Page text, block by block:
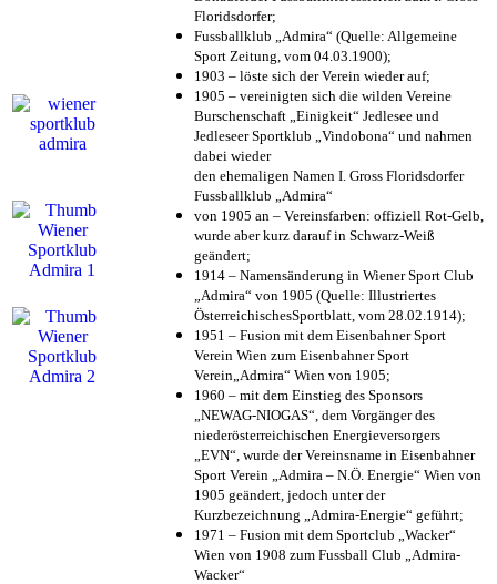
Floridsdorfer;
Fussballklub „Admira“ (Quelle: Allgemeine
Sport Zeitung, vom 04.03.1900);
1903 – löste sich der Verein wieder auf;
1905 – vereinigten sich die wilden Vereine
Burschenschaft „Einigkeit“ Jedlesee und
Jedleseer Sportklub „Vindobona“ und nahmen
dabei wieder
den ehemaligen Namen I. Gross Floridsdorfer
Fussballklub „Admira“
von 1905 an – Vereinsfarben: offiziell Rot-Gelb,
wurde aber kurz darauf in Schwarz-Weiß
geändert;
1914 – Namensänderung in Wiener Sport Club
„Admira“ von 1905 (Quelle: Illustriertes
ÖsterreichischesSportblatt, vom 28.02.1914);
1951 – Fusion mit dem Eisenbahner Sport
Verein Wien zum Eisenbahner Sport
Verein„Admira“ Wien von 1905;
1960 – mit dem Einstieg des Sponsors
„NEWAG-NIOGAS“, dem Vorgänger des
niederösterreichischen Energieversorgers
„EVN“, wurde der Vereinsname in Eisenbahner
Sport Verein „Admira – N.Ö. Energie“ Wien von
1905 geändert, jedoch unter der
Kurzbezeichnung „Admira-Energie“ geführt;
1971 – Fusion mit dem Sportclub „Wacker“
Wien von 1908 zum Fussball Club „Admira-
Wacker“